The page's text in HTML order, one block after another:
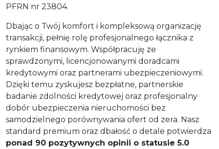
PFRN nr 23804.
Dbając o Twój komfort i kompleksową organizację
transakcji, pełnię rolę profesjonalnego łącznika z
rynkiem finansowym. Współpracuję ze
sprawdzonymi, licencjonowanymi doradcami
kredytowymi oraz partnerami ubezpieczeniowymi.
Dzięki temu zyskujesz bezpłatne, partnerskie
badanie zdolności kredytowej oraz profesjonalny
dobór ubezpieczenia nieruchomości bez
samodzielnego porównywania ofert od zera. Nasz
standard premium oraz dbałość o detale potwierdza
ponad 90 pozytywnych opinii o statusie 5.0